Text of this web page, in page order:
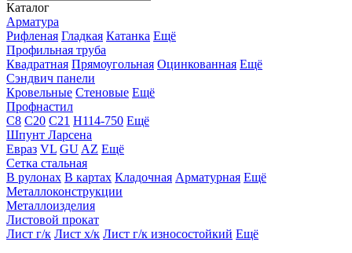
Каталог
Арматура
Рифленая Гладкая Катанка Ещё
Профильная труба
Квадратная Прямоугольная Оцинкованная Ещё
Сэндвич панели
Кровельные Стеновые Ещё
Профнастил
С8 С20 С21 Н114-750 Ещё
Шпунт Ларсена
Евраз VL GU AZ Ещё
Сетка стальная
В рулонах В картах Кладочная Арматурная Ещё
Металлоконструкции
Металлоизделия
Листовой прокат
Лист г/к Лист х/к Лист г/к износостойкий Ещё